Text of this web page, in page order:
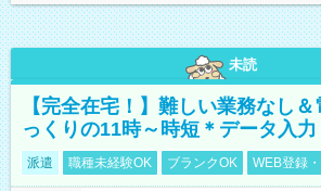
未読
【完全在宅！】難しい業務なし
っくりの11時～時短＊データ入
派遣 職種未経験OK ブランクOK WEB登録